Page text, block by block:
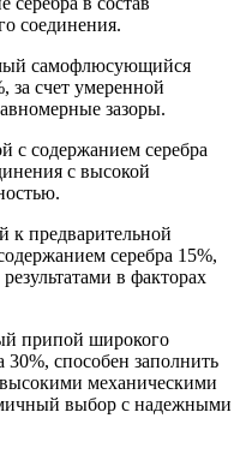
соединения.
самофлюсующийся
за счет умеренной
зазоры.
с содержанием серебра
с высокой
к предварительной
серебра 15%,
в факторах
припой широкого
30%, способен заполнить
механическими
выбор с надежными